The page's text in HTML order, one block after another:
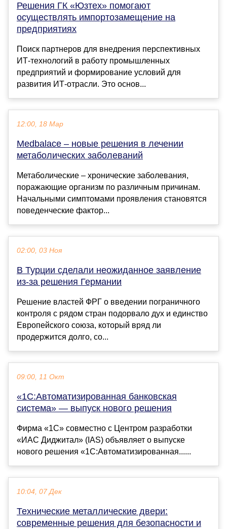
Решения ГК «Юзтех» помогают
осуществлять импортозамещение на
предприятиях
Поиск партнеров для внедрения перспективных
ИТ-технологий в работу промышленных
предприятий и формирование условий для
развития ИТ-отрасли. Это основ...
12:00, 18 Мар
Medbalace – новые решения в лечении
метаболических заболеваний
Метаболические – хронические заболевания,
поражающие организм по различным причинам.
Начальными симптомами проявления становятся
поведенческие фактор...
02:00, 03 Ноя
В Турции сделали неожиданное заявление
из-за решения Германии
Решение властей ФРГ о введении пограничного
контроля с рядом стран подорвало дух и единство
Европейского союза, который вряд ли
продержится долго, со...
09:00, 11 Окт
«1С:Автоматизированная банковская
система» — выпуск нового решения
Фирма «1С» совместно с Центром разработки
«ИАС Диджитал» (IAS) объявляет о выпуске
нового решения «1С:Автоматизированная......
10:04, 07 Дек
Технические металлические двери:
современные решения для безопасности и